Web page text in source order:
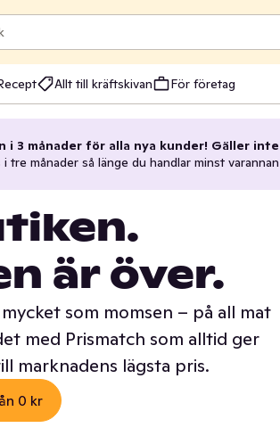
Allt till kräftskivan För företag
i 3 månader för alla nya kunder! Gäller
tre månader så länge du handlar minst
är över.
som momsen – på all mat
med Prismatch som alltid ger
marknadens lägsta pris.
0 kr